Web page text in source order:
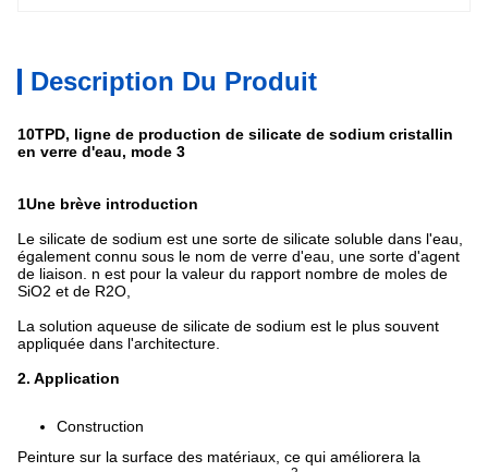
Description Du Produit
10TPD, ligne de production de silicate de sodium cristallin
en verre d'eau, mode 3
1Une brève introduction
Le silicate de sodium est une sorte de silicate soluble dans l'eau,
également connu sous le nom de verre d'eau, une sorte d'agent
de liaison. n est pour la valeur du rapport nombre de moles de
SiO2 et de R2O,
La solution aqueuse de silicate de sodium est le plus souvent
appliquée dans l'architecture.
2. Application
Construction
Peinture sur la surface des matériaux, ce qui améliorera la